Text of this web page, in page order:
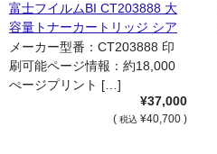
富士フイルムBI CT203888 大
容量トナーカートリッジ シア
ン（C） 国内純正品
メーカー型番：CT203888 印
刷可能ページ情報：約18,000
ぺージプリント […]
¥37,000
( 税込 ¥40,700 )